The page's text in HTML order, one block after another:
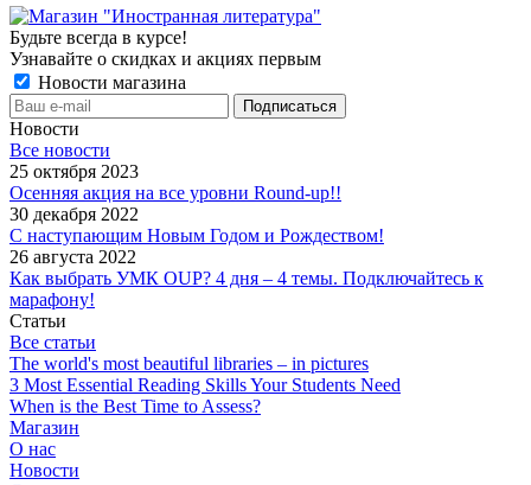
Будьте всегда в курсе!
Узнавайте о скидках и акциях первым
Новости магазина
Новости
Все новости
25 октября 2023
Осенняя акция на все уровни Round-up!!
30 декабря 2022
С наступающим Новым Годом и Рождеством!
26 августа 2022
Как выбрать УМК OUP? 4 дня – 4 темы. Подключайтесь к
марафону!
Статьи
Все статьи
The world's most beautiful libraries – in pictures
3 Most Essential Reading Skills Your Students Need
When is the Best Time to Assess?
Магазин
О нас
Новости